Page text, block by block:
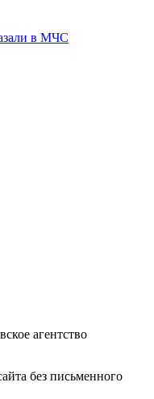
в МЧС
агентство
без письменного